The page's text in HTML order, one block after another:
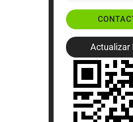
Actualizar